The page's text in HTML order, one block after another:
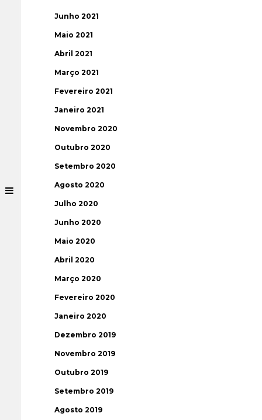
Junho 2021
Maio 2021
Abril 2021
Março 2021
Fevereiro 2021
Janeiro 2021
Novembro 2020
Outubro 2020
Setembro 2020
Agosto 2020
Julho 2020
Junho 2020
Maio 2020
Abril 2020
Março 2020
Fevereiro 2020
Janeiro 2020
Dezembro 2019
Novembro 2019
Outubro 2019
Setembro 2019
Agosto 2019